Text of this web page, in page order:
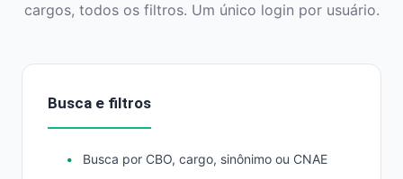
cargos, todos os filtros. Um único login por usuário.
Busca e filtros
Busca por CBO, cargo, sinônimo ou CNAE